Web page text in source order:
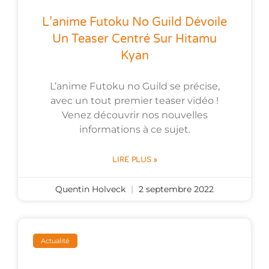
L’anime Futoku No Guild Dévoile
Un Teaser Centré Sur Hitamu
Kyan
L’anime Futoku no Guild se précise,
avec un tout premier teaser vidéo !
Venez découvrir nos nouvelles
informations à ce sujet.
LIRE PLUS »
Quentin Holveck 2 septembre 2022
Actualité